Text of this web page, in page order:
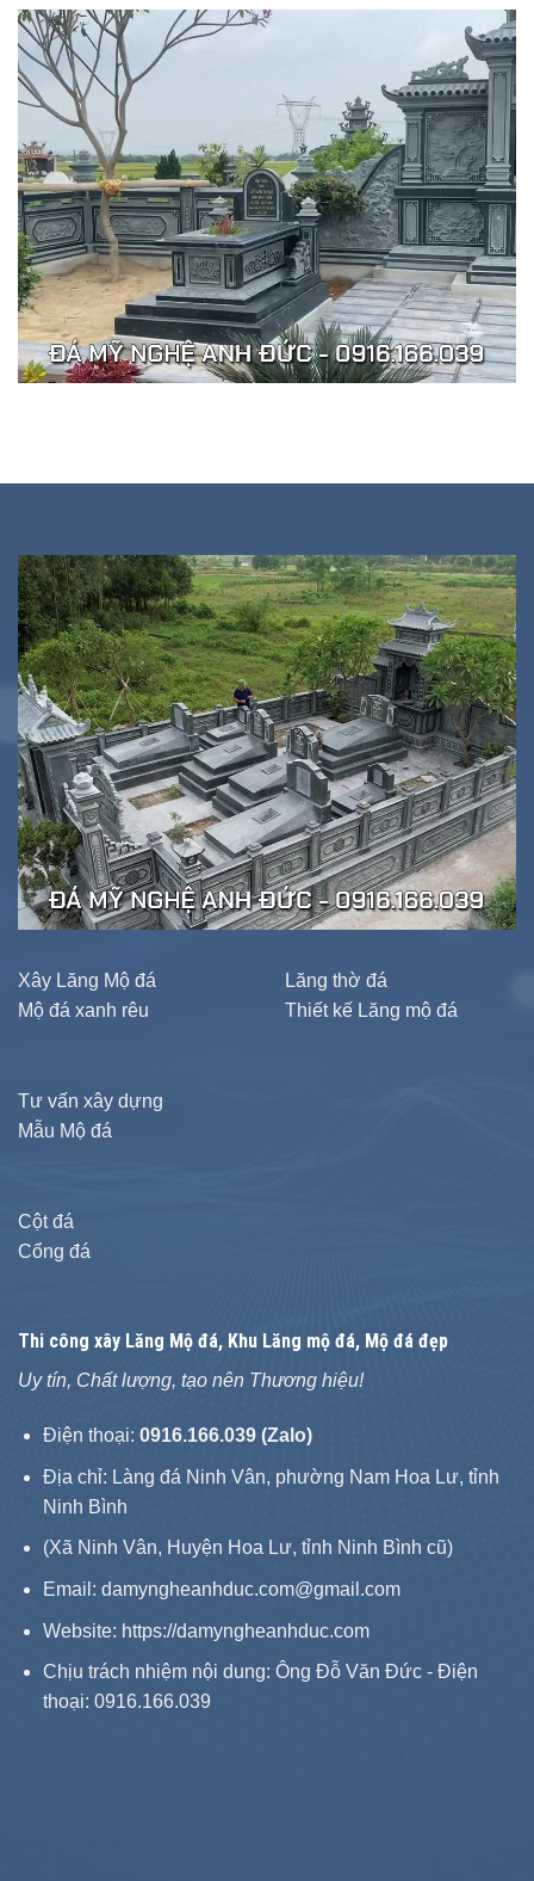
Xây Lăng Mộ đá
Mộ đá xanh rêu
Lăng thờ đá
Thiết kế Lăng mộ đá
Tư vấn xây dựng
Mẫu Mộ đá
Cột đá
Cổng đá
Thi công xây Lăng Mộ đá, Khu Lăng mộ đá, Mộ đá đẹp
Uy tín, Chất lượng, tạo nên Thương hiệu!
Điện thoại: 0916.166.039 (Zalo)
Địa chỉ: Làng đá Ninh Vân, phường Nam Hoa Lư, tỉnh
Ninh Bình
(Xã Ninh Vân, Huyện Hoa Lư, tỉnh Ninh Bình cũ)
Email: damyngheanhduc.com@gmail.com
Website: https://damyngheanhduc.com
Chịu trách nhiệm nội dung: Ông Đỗ Văn Đức - Điện
thoại: 0916.166.039